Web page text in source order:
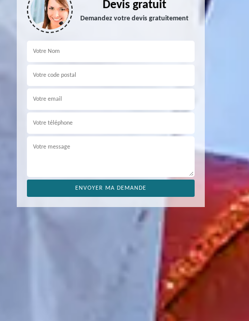
Devis gratuit
Demandez votre devis gratuitement